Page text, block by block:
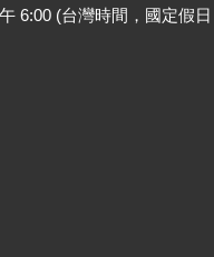
6:00 (台灣時間，國定假日